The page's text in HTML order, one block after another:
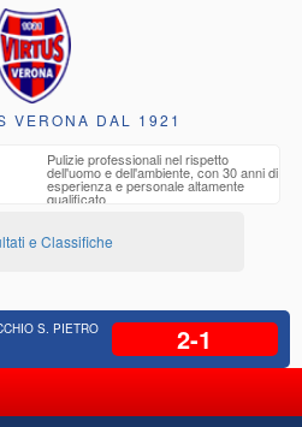
VERONA DAL 1921
Pulizie professionali nel rispetto
dell'uomo e dell'ambiente, con 30 anni di
esperienza e personale altamente
qualificato
e Classifiche
S. PIETRO 2-1